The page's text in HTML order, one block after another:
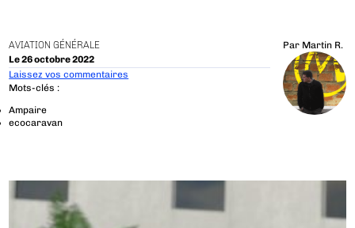
AVIATION GÉNÉRALE
Le 26 octobre 2022
Par Martin R.
Laissez vos commentaires
Mots-clés :
Ampaire
ecocaravan